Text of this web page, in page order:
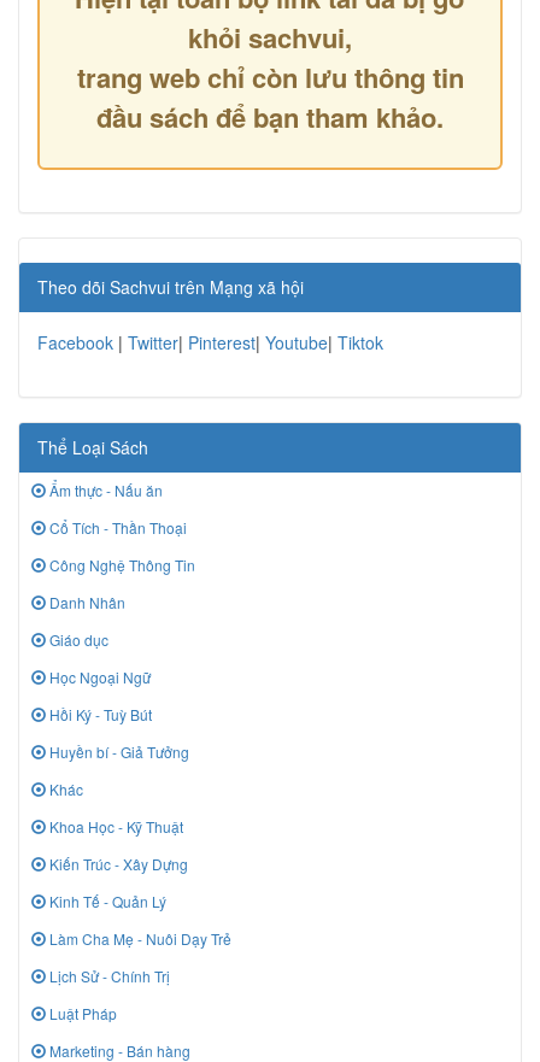
khỏi sachvui,
trang web chỉ còn lưu thông tin
đầu sách để bạn tham khảo.
Theo dõi Sachvui trên Mạng xã hội
Facebook | Twitter| Pinterest| Youtube| Tiktok
Thể Loại Sách
Ẩm thực - Nấu ăn
Cổ Tích - Thần Thoại
Công Nghệ Thông Tin
Danh Nhân
Giáo dục
Học Ngoại Ngữ
Hồi Ký - Tuỳ Bút
Huyền bí - Giả Tưởng
Khác
Khoa Học - Kỹ Thuật
Kiến Trúc - Xây Dựng
Kinh Tế - Quản Lý
Làm Cha Mẹ - Nuôi Dạy Trẻ
Lịch Sử - Chính Trị
Luật Pháp
Marketing - Bán hàng